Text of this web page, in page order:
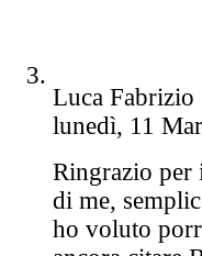
Luca Fabrizio
lunedì, 11
Ringrazio per
di me,
ho voluto